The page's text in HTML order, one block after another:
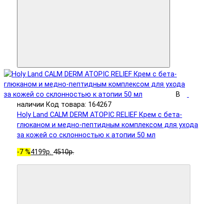
В
наличии Код товара: 164267
Holy Land CALM DERM ATOPIC RELIEF Крем с бета-
глюканом и медно-пептидным комплексом для ухода
за кожей со склонностью к атопии 50 мл
-7 %4199р. 4510р.